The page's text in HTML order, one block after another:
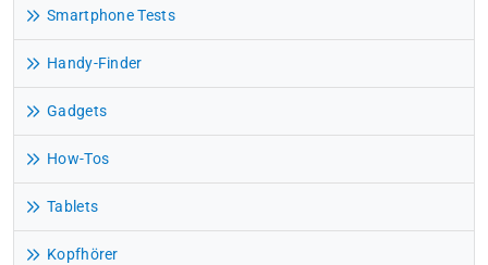
Smartphone Tests
Handy-Finder
Gadgets
How-Tos
Tablets
Kopfhörer